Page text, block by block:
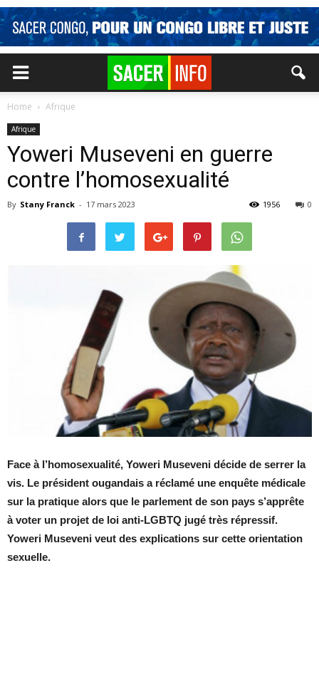
Home Afrique
Afrique
Yoweri Museveni en guerre
contre l’homosexualité
By Stany Franck - 17 mars 2023 0
1956
Face à l’homosexualité, Yoweri Museveni décide de serrer la
vis. Le président ougandais a réclamé une enquête médicale
sur la pratique alors que le parlement de son pays s’apprête
à voter un projet de loi anti-LGBTQ jugé très répressif.
Yoweri Museveni veut des explications sur cette orientation
sexuelle.